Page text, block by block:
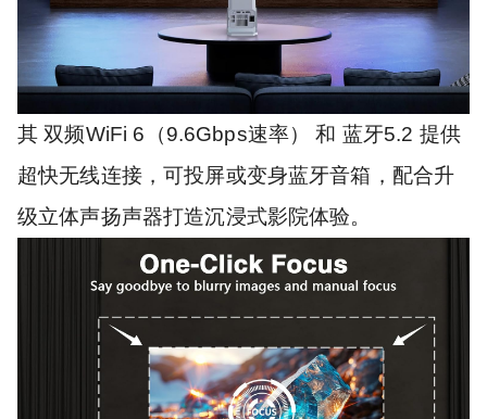
其 双频WiFi 6（9.6Gbps速率） 和 蓝牙5.2 提供
超快无线连接，可投屏或变身蓝牙音箱，配合升
级立体声扬声器打造沉浸式影院体验。